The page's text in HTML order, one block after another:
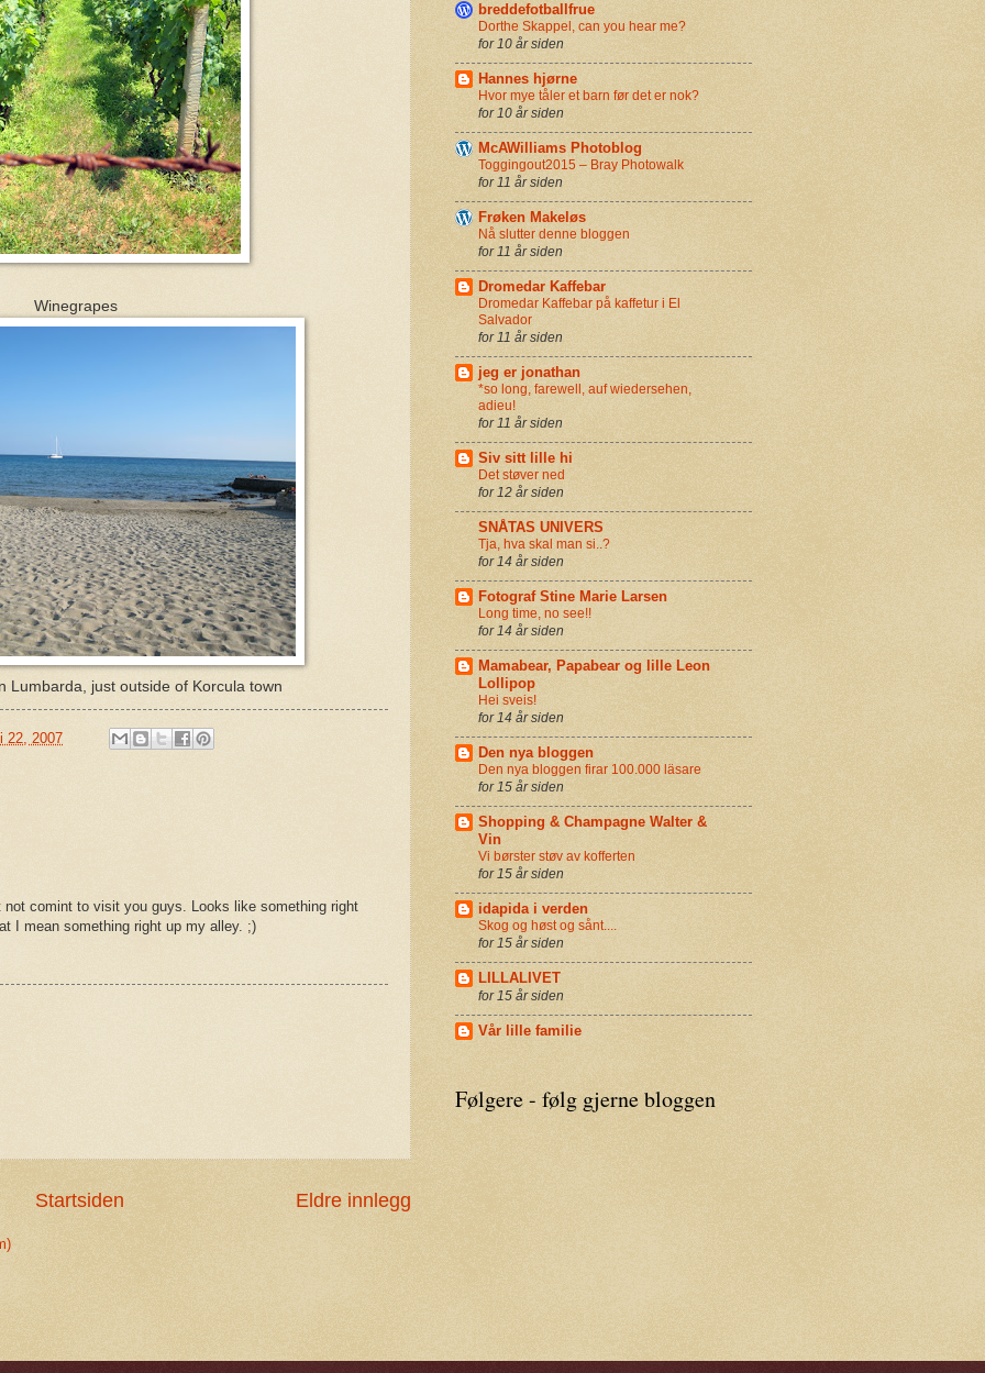
Winegrapes
Lumbarda, just outside of Korcula town
22, 2007
not comint to visit you guys. Looks like something right
I mean something right up my alley. ;)
Eldre innlegg
Startsiden
breddefotballfrue
Dorthe Skappel, can you hear me?
for 10 år siden
Hannes hjørne
Hvor mye tåler et barn før det er nok?
for 10 år siden
McAWilliams Photoblog
Toggingout2015 – Bray Photowalk
for 11 år siden
Frøken Makeløs
Nå slutter denne bloggen
for 11 år siden
Dromedar Kaffebar
Dromedar Kaffebar på kaffetur i El
Salvador
for 11 år siden
jeg er jonathan
*so long, farewell, auf wiedersehen,
adieu!
for 11 år siden
Siv sitt lille hi
Det støver ned
for 12 år siden
SNÅTAS UNIVERS
Tja, hva skal man si..?
for 14 år siden
Fotograf Stine Marie Larsen
Long time, no see!!
for 14 år siden
Mamabear, Papabear og lille Leon
Lollipop
Hei sveis!
for 14 år siden
Den nya bloggen
Den nya bloggen firar 100.000 läsare
for 15 år siden
Shopping & Champagne Walter &
Vin
Vi børster støv av kofferten
for 15 år siden
idapida i verden
Skog og høst og sånt....
for 15 år siden
LILLALIVET
for 15 år siden
Vår lille familie
Følgere - følg gjerne bloggen